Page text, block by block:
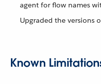
agent for flow names
Upgraded the versions
Known